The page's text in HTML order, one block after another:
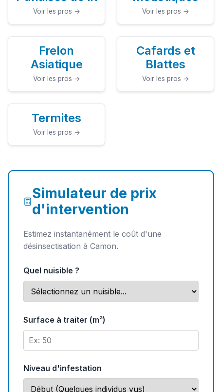
Voir les pros → Voir les pros →
Frelon
Asiatique
Voir les pros →
Cafards et
Blattes
Voir les pros →
Termites
Voir les pros →
Simulateur de prix
d'intervention
Estimez instantanément le coût d'une
désinsectisation à Camon.
Quel nuisible ?
Surface à traiter (m²)
Niveau d'infestation